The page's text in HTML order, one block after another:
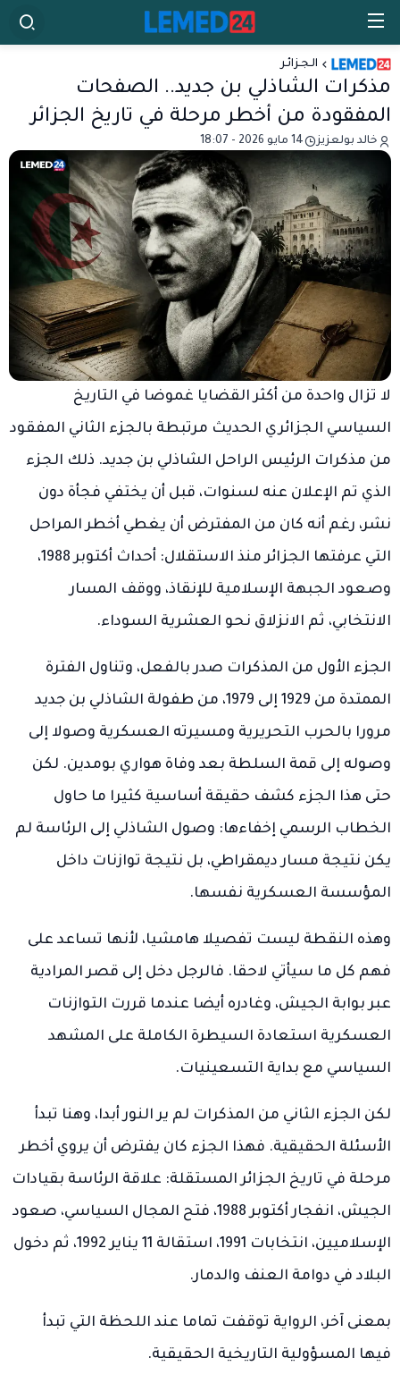
الـجـزائـر
مذكرات الشاذلي بن جديد.. الصفحات
المفقودة من أخطر مرحلة في تاريخ الجزائر
خالد بولعزيز 14 مايو 2026 - 18:07
لا تزال واحدة من أكثر القضايا غموضا في التاريخ
السياسي الجزائري الحديث مرتبطة بالجزء الثاني المفقود
من مذكرات الرئيس الراحل الشاذلي بن جديد. ذلك الجزء
الذي تم الإعلان عنه لسنوات، قبل أن يختفي فجأة دون
نشر، رغم أنه كان من المفترض أن يغطي أخطر المراحل
التي عرفتها الجزائر منذ الاستقلال: أحداث أكتوبر 1988،
وصعود الجبهة الإسلامية للإنقاذ، ووقف المسار
الانتخابي، ثم الانزلاق نحو العشرية السوداء.
الجزء الأول من المذكرات صدر بالفعل، وتناول الفترة
الممتدة من 1929 إلى 1979، من طفولة الشاذلي بن جديد
مرورا بالحرب التحريرية ومسيرته العسكرية وصولا إلى
وصوله إلى قمة السلطة بعد وفاة هواري بومدين. لكن
حتى هذا الجزء كشف حقيقة أساسية كثيرا ما حاول
الخطاب الرسمي إخفاءها: وصول الشاذلي إلى الرئاسة لم
يكن نتيجة مسار ديمقراطي، بل نتيجة توازنات داخل
المؤسسة العسكرية نفسها.
وهذه النقطة ليست تفصيلا هامشيا، لأنها تساعد على
فهم كل ما سيأتي لاحقا. فالرجل دخل إلى قصر المرادية
عبر بوابة الجيش، وغادره أيضا عندما قررت التوازنات
العسكرية استعادة السيطرة الكاملة على المشهد
السياسي مع بداية التسعينيات.
لكن الجزء الثاني من المذكرات لم ير النور أبدا، وهنا تبدأ
الأسئلة الحقيقية. فهذا الجزء كان يفترض أن يروي أخطر
مرحلة في تاريخ الجزائر المستقلة: علاقة الرئاسة بقيادات
الجيش، انفجار أكتوبر 1988، فتح المجال السياسي، صعود
الإسلاميين، انتخابات 1991، استقالة 11 يناير 1992، ثم دخول
البلاد في دوامة العنف والدمار.
بمعنى آخر، الرواية توقفت تماما عند اللحظة التي تبدأ
فيها المسؤولية التاريخية الحقيقية.